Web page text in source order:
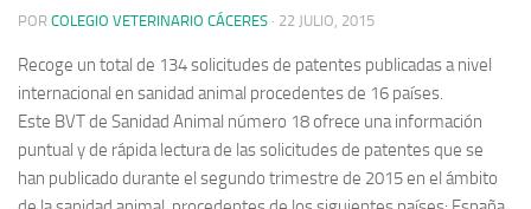
POR COLEGIO VETERINARIO CÁCERES · 22 JULIO, 2015
Recoge un total de 134 solicitudes de patentes publicadas a nivel
internacional en sanidad animal procedentes de 16 países.
Este BVT de Sanidad Animal número 18 ofrece una información
puntual y de rápida lectura de las solicitudes de patentes que se
han publicado durante el segundo trimestre de 2015 en el ámbito